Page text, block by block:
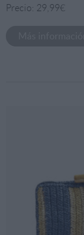
Precio: 29,99€